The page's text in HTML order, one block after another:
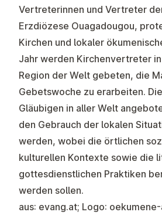
Vertreterinnen und Vertreter
Erzdiözese Ouagadougou,
Kirchen und lokaler
Jahr werden Kirchenvertreter
Region der Welt gebeten, die
Gebetswoche zu erarbeiten.
Gläubigen in aller Welt
den Gebrauch der lokalen
werden, wobei die örtlichen
kulturellen Kontexte sowie die
gottesdienstlichen Praktiken
werden sollen.
aus: evang.at; Logo: